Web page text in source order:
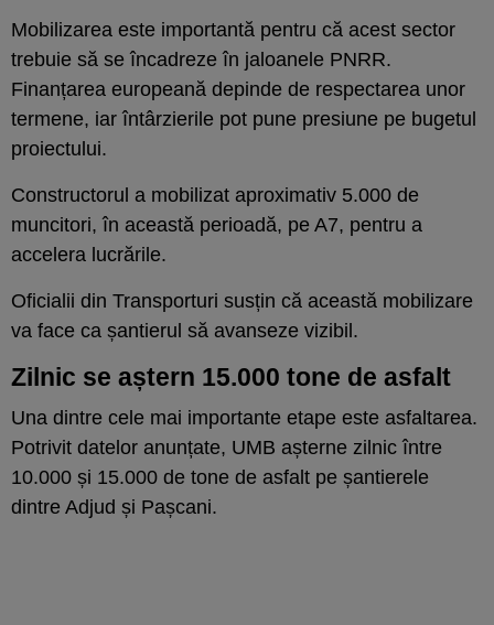
Mobilizarea este importantă pentru că acest sector
trebuie să se încadreze în jaloanele PNRR.
Finanțarea europeană depinde de respectarea unor
termene, iar întârzierile pot pune presiune pe bugetul
proiectului.
Constructorul a mobilizat aproximativ 5.000 de
muncitori, în această perioadă, pe A7, pentru a
accelera lucrările.
Oficialii din Transporturi susțin că această mobilizare
va face ca șantierul să avanseze vizibil.
Zilnic se aștern 15.000 tone de asfalt
Una dintre cele mai importante etape este asfaltarea.
Potrivit datelor anunțate, UMB așterne zilnic între
10.000 și 15.000 de tone de asfalt pe șantierele
dintre Adjud și Pașcani.